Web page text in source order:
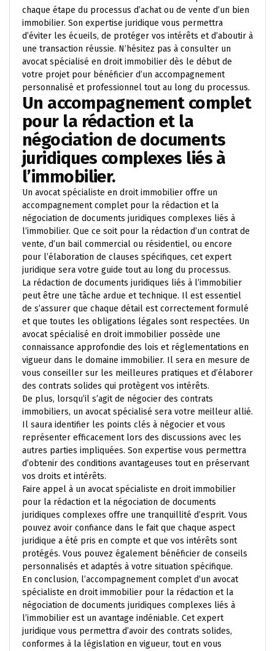
chaque étape du processus d’achat ou de vente d’un bien
immobilier. Son expertise juridique vous permettra
d’éviter les écueils, de protéger vos intérêts et d’aboutir à
une transaction réussie. N’hésitez pas à consulter un
avocat spécialisé en droit immobilier dès le début de
votre projet pour bénéficier d’un accompagnement
personnalisé et professionnel tout au long du processus.
Un accompagnement complet
pour la rédaction et la
négociation de documents
juridiques complexes liés à
l’immobilier.
Un avocat spécialiste en droit immobilier offre un
accompagnement complet pour la rédaction et la
négociation de documents juridiques complexes liés à
l’immobilier. Que ce soit pour la rédaction d’un contrat de
vente, d’un bail commercial ou résidentiel, ou encore
pour l’élaboration de clauses spécifiques, cet expert
juridique sera votre guide tout au long du processus.
La rédaction de documents juridiques liés à l’immobilier
peut être une tâche ardue et technique. Il est essentiel
de s’assurer que chaque détail est correctement formulé
et que toutes les obligations légales sont respectées. Un
avocat spécialisé en droit immobilier possède une
connaissance approfondie des lois et réglementations en
vigueur dans le domaine immobilier. Il sera en mesure de
vous conseiller sur les meilleures pratiques et d’élaborer
des contrats solides qui protègent vos intérêts.
De plus, lorsqu’il s’agit de négocier des contrats
immobiliers, un avocat spécialisé sera votre meilleur allié.
Il saura identifier les points clés à négocier et vous
représenter efficacement lors des discussions avec les
autres parties impliquées. Son expertise vous permettra
d’obtenir des conditions avantageuses tout en préservant
vos droits et intérêts.
Faire appel à un avocat spécialiste en droit immobilier
pour la rédaction et la négociation de documents
juridiques complexes offre une tranquillité d’esprit. Vous
pouvez avoir confiance dans le fait que chaque aspect
juridique a été pris en compte et que vos intérêts sont
protégés. Vous pouvez également bénéficier de conseils
personnalisés et adaptés à votre situation spécifique.
En conclusion, l’accompagnement complet d’un avocat
spécialiste en droit immobilier pour la rédaction et la
négociation de documents juridiques complexes liés à
l’immobilier est un avantage indéniable. Cet expert
juridique vous permettra d’avoir des contrats solides,
conformes à la législation en vigueur, tout en vous